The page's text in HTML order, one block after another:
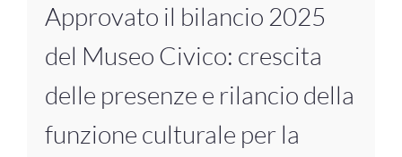
Approvato il bilancio 2025
del Museo Civico: crescita
delle presenze e rilancio della
funzione culturale per la